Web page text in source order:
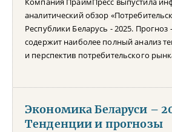
аналитический обзор
Республики Беларусь - 2025. Прогноз
содержит наиболее полный анализ
и перспектив потребительского
Экономика Беларуси –
Тенденции и прогнозы